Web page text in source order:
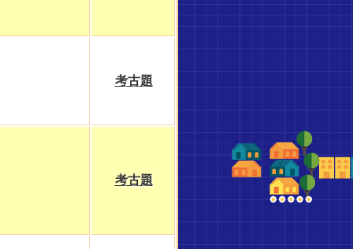
考古題
考古題